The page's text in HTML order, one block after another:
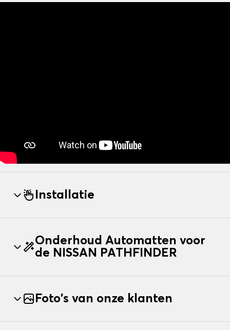
Installatie
Onderhoud Automatten voor
de NISSAN PATHFINDER
Foto's van onze klanten